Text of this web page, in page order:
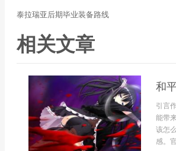
泰拉瑞亚后期毕业装备路线
相关文章
和
引言
能带
该怎
感。